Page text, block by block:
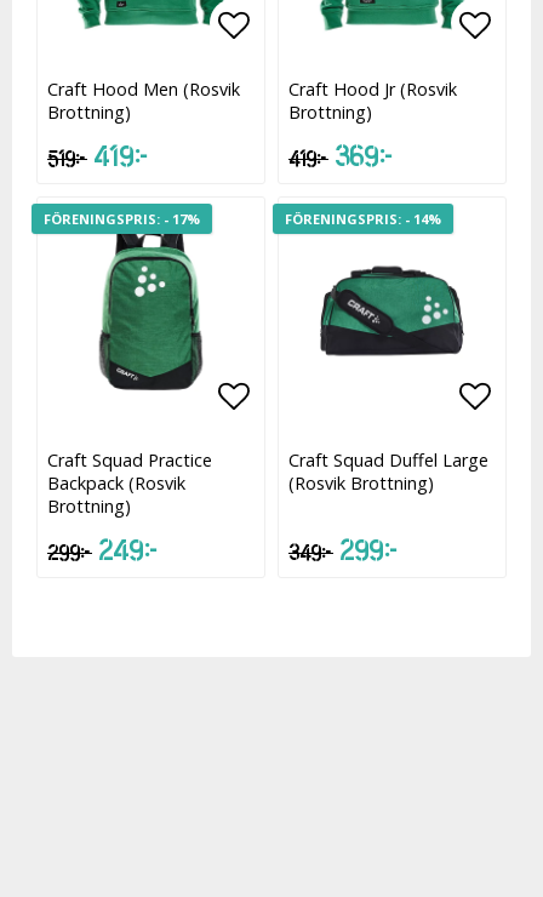
Lägg till i favoritlistan
Craft Hood Men (Rosvik
Brottning)
519 kr 419 kr
Craft Hood Jr (Rosvik
Brottning)
419 kr 369 kr
- 17%
Lägg till i favoritlistan
Craft Squad Practice
Backpack (Rosvik
Brottning)
299 kr 249 kr
- 14%
Craft Squad Duffel Large
(Rosvik Brottning)
349 kr 299 kr